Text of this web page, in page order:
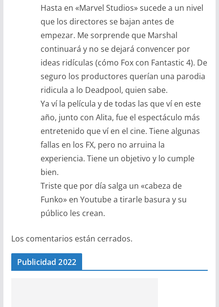
Hasta en «Marvel Studios» sucede a un nivel
que los directores se bajan antes de
empezar. Me sorprende que Marshal
continuará y no se dejará convencer por
ideas ridículas (cómo Fox con Fantastic 4). De
seguro los productores querían una parodia
ridicula a lo Deadpool, quien sabe.
Ya ví la película y de todas las que ví en este
año, junto con Alita, fue el espectáculo más
entretenido que ví en el cine. Tiene algunas
fallas en los FX, pero no arruina la
experiencia. Tiene un objetivo y lo cumple
bien.
Triste que por día salga un «cabeza de
Funko» en Youtube a tirarle basura y su
público les crean.
Los comentarios están cerrados.
Publicidad 2022